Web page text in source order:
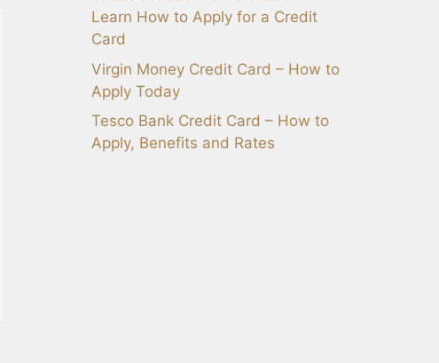
Learn How to Apply for a Credit
Card
Virgin Money Credit Card – How to
Apply Today
Tesco Bank Credit Card – How to
Apply, Benefits and Rates